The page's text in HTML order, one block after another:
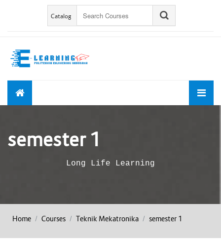
Skip to main content
Catalog
semester 1
Long Life Learning
Home Courses Teknik Mekatronika semester 1